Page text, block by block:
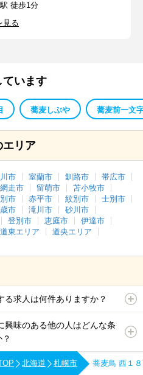
徒歩1分
見る
ています
蕎麦しぶや 蕎麦前一文
エリア
市 室蘭市 釧路市
帯広市
網走市 留萌市
苫小牧市
市 赤平市 紋別市
士別市
市 滝川市
砂川市
登別市 恵庭市
伊達市
道東エリア
道央エリア
る求人は何件ありますか？
興味のある他の人はどんな条
北海道 札幌市 蕎麦鳥 西１